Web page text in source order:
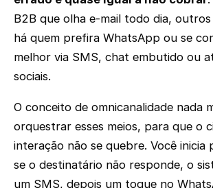
B2B que olha e-mail todo dia,
há quem prefira WhatsApp ou se
melhor via SMS, chat embutido ou
sociais.
O conceito de omnicanalidade nada
orquestrar esses meios, para que o
interação não se quebre. Você inicia
se o destinatário não responde, o
um SMS, depois um toque no